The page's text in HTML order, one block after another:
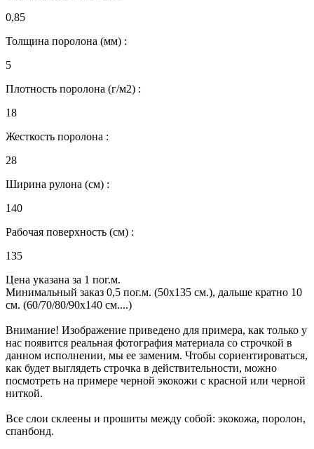
0,85
Толщина поролона (мм) :
5
Плотность поролона (г/м2) :
18
Жесткость поролона :
28
Ширина рулона (см) :
140
Рабочая поверхность (см) :
135
Цена указана за 1 пог.м.
Минимальный заказ 0,5 пог.м. (50х135 см.), дальше кратно 10
см. (60/70/80/90х140 см....)
Внимание! Изображение приведено для примера, как только у
нас появится реальная фотография материала со строчкой в
данном исполнении, мы ее заменим. Чтобы сориентироваться,
как будет выглядеть строчка в действительности, можно
посмотреть на примере черной экокожи с красной или черной
ниткой.
Все слои склеены и прошиты между собой: экокожа, поролон,
спанбонд.